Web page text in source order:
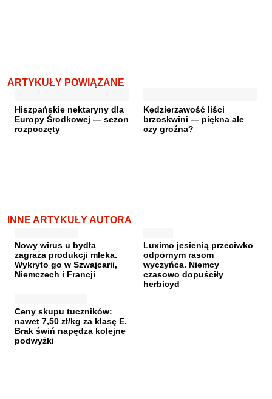
ARTYKUŁY POWIĄZANE
Hiszpańskie nektaryny dla
Europy Środkowej — sezon
rozpoczęty
Kędzierzawość liści
brzoskwini — piękna ale
czy groźna?
INNE ARTYKUŁY AUTORA
Nowy wirus u bydła
zagraża produkcji mleka.
Wykryto go w Szwajcarii,
Niemczech i Francji
Luximo jesienią przeciwko
odpornym rasom
wyczyńca. Niemcy
czasowo dopuściły
herbicyd
Ceny skupu tuczników:
nawet 7,50 zł/kg za klasę E.
Brak świń napędza kolejne
podwyżki